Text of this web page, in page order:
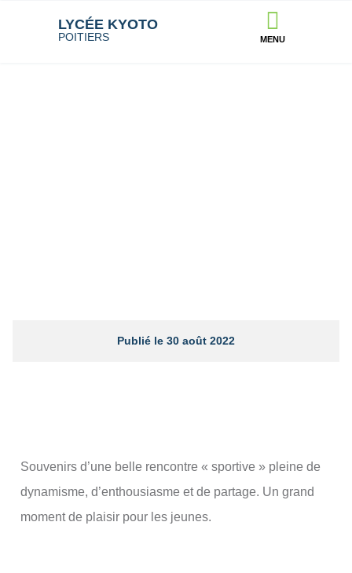
LYCÉE KYOTO
POITIERS MENU
Publié le 30 août 2022
Souvenirs d’une belle rencontre « sportive » pleine de
dynamisme, d’enthousiasme et de partage. Un grand
moment de plaisir pour les jeunes.